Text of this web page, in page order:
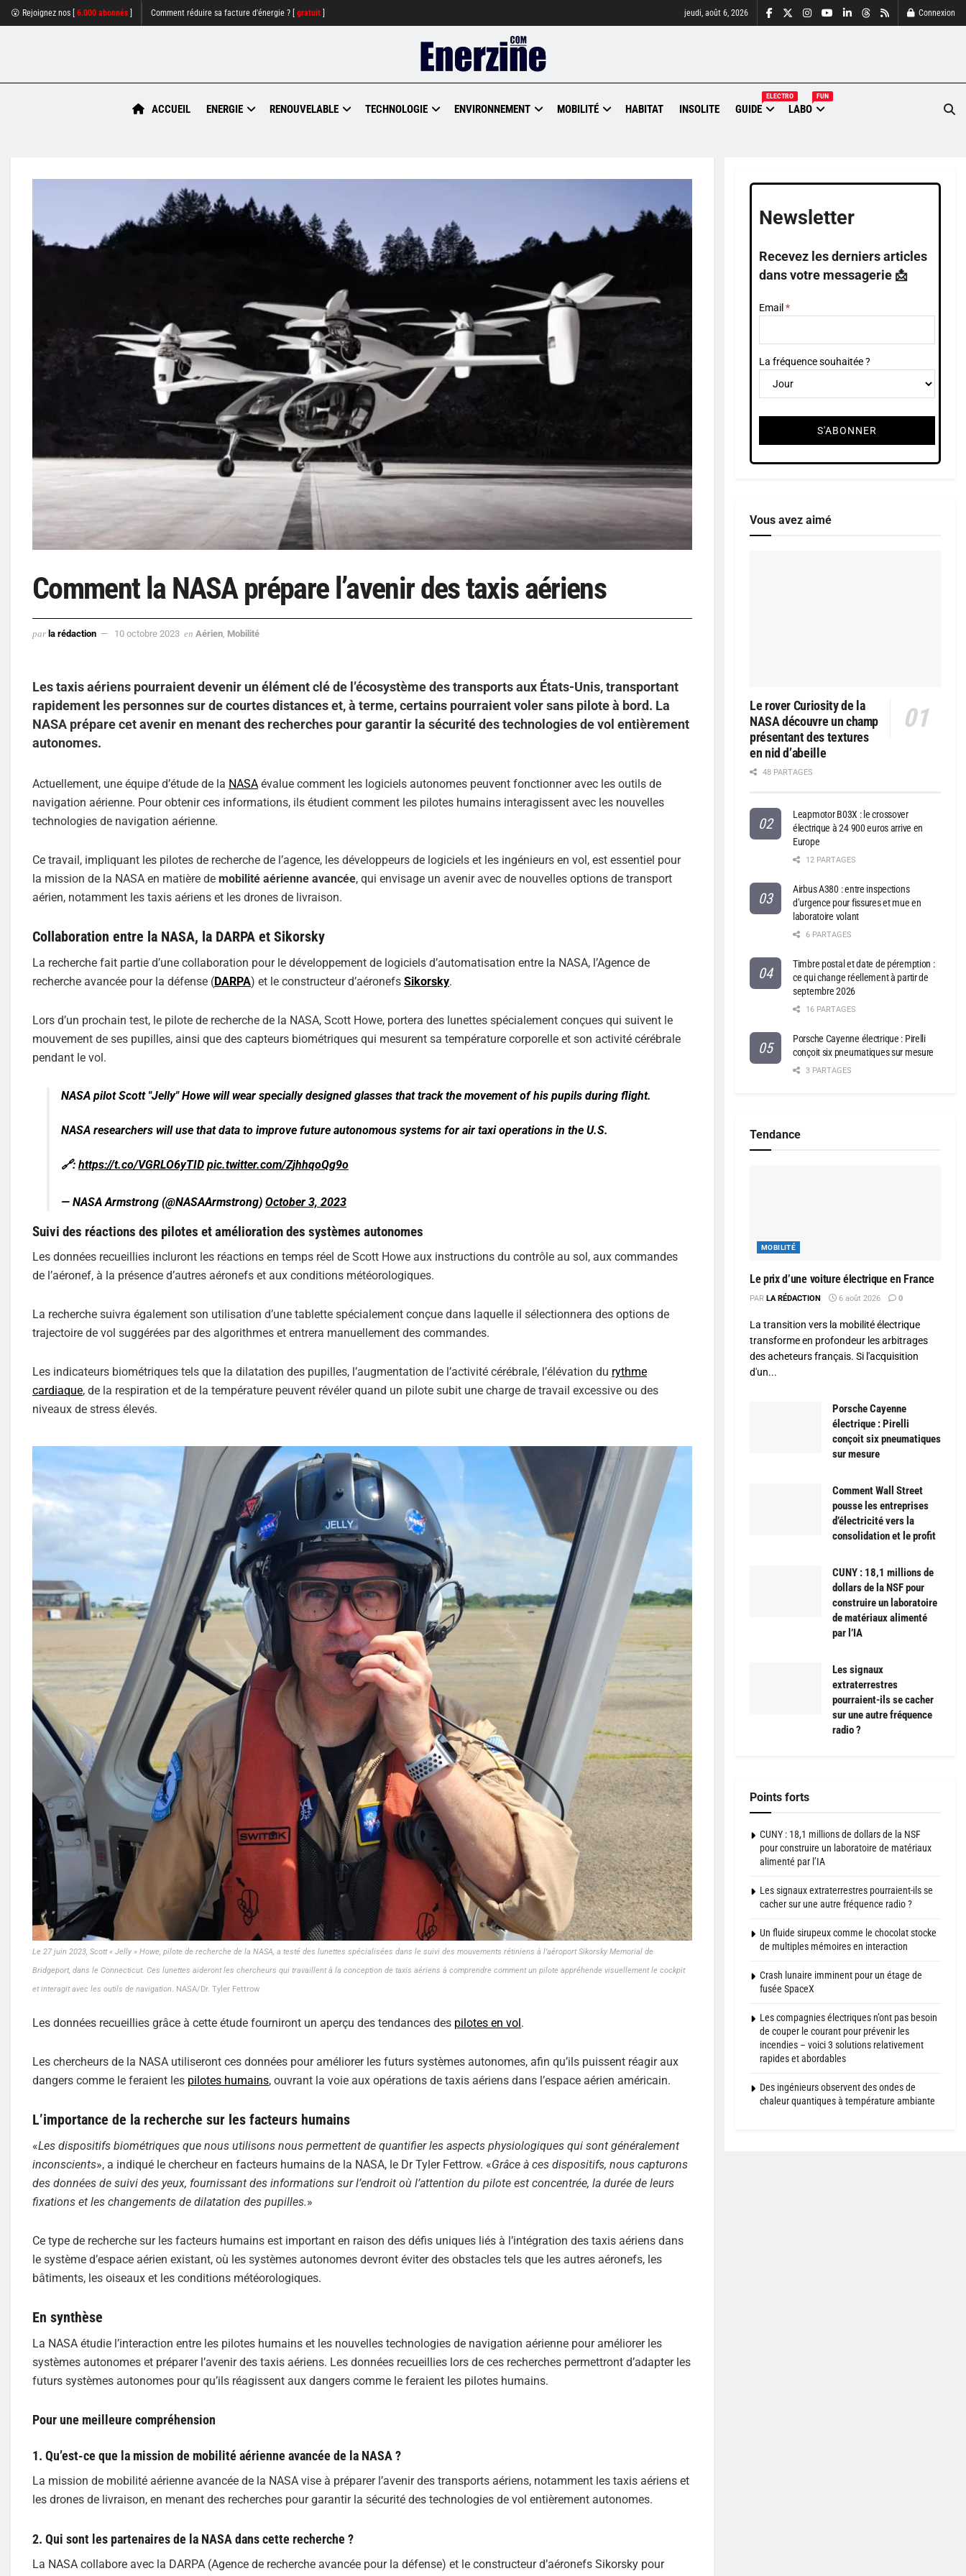
😮 Rejoignez nos [ 6.000 abonnés Comment réduire sa facture d'énergie ? [ gratuit jeudi, août 6, 2026 Connexion
ACCUEIL ENERGIE RENOUVELABLE TECHNOLOGIE ENVIRONNEMENT MOBILITÉ HABITAT INSOLITE GUIDE
ELECTRO
LABO
FUN
Comment la NASA prépare l’avenir des taxis aériens
par la rédaction 10 octobre 2023 en Aérien Mobilité
Les taxis aériens pourraient devenir un élément clé de l’écosystème des transports aux États-Unis, transportant
rapidement les personnes sur de courtes distances et, à terme, certains pourraient voler sans pilote à bord. La
NASA prépare cet avenir en menant des recherches pour garantir la sécurité des technologies de vol entièrement
autonomes.
Actuellement, une équipe d’étude de la NASA évalue comment les logiciels autonomes peuvent fonctionner avec les outils de
navigation aérienne. Pour obtenir ces informations, ils étudient comment les pilotes humains interagissent avec les nouvelles
technologies de navigation aérienne.
Ce travail, impliquant les pilotes de recherche de l’agence, les développeurs de logiciels et les ingénieurs en vol, est essentiel pour
la mission de la NASA en matière de mobilité aérienne avancée, qui envisage un avenir avec de nouvelles options de transport
aérien, notamment les taxis aériens et les drones de livraison.
Collaboration entre la NASA, la DARPA et Sikorsky
La recherche fait partie d’une collaboration pour le développement de logiciels d’automatisation entre la NASA, l’Agence de
recherche avancée pour la défense (DARPA) et le constructeur d’aéronefs Sikorsky.
Lors d’un prochain test, le pilote de recherche de la NASA, Scott Howe, portera des lunettes spécialement conçues qui suivent le
mouvement de ses pupilles, ainsi que des capteurs biométriques qui mesurent sa température corporelle et son activité cérébrale
pendant le vol.
NASA pilot Scott "Jelly" Howe will wear specially designed glasses that track the movement of his pupils during flight.
NASA researchers will use that data to improve future autonomous systems for air taxi operations in the U.S.
🔗: https://t.co/VGRLO6yTID pic.twitter.com/ZjhhqoQg9o
— NASA Armstrong (@NASAArmstrong) October 3, 2023
Suivi des réactions des pilotes et amélioration des systèmes autonomes
Les données recueillies incluront les réactions en temps réel de Scott Howe aux instructions du contrôle au sol, aux commandes
de l’aéronef, à la présence d’autres aéronefs et aux conditions météorologiques.
La recherche suivra également son utilisation d’une tablette spécialement conçue dans laquelle il sélectionnera des options de
trajectoire de vol suggérées par des algorithmes et entrera manuellement des commandes.
Les indicateurs biométriques tels que la dilatation des pupilles, l’augmentation de l’activité cérébrale, l’élévation du rythme
cardiaque, de la respiration et de la température peuvent révéler quand un pilote subit une charge de travail excessive ou des
niveaux de stress élevés.
Le 27 juin 2023, Scott « Jelly » Howe, pilote de recherche de la NASA, a testé des lunettes spécialisées dans le suivi des mouvements rétiniens à l’aéroport Sikorsky Memorial de
Bridgeport, dans le Connecticut. Ces lunettes aideront les chercheurs qui travaillent à la conception de taxis aériens à comprendre comment un pilote appréhende visuellement le cockpit
et interagit avec les outils de navigation. NASA/Dr. Tyler Fettrow
Les données recueillies grâce à cette étude fourniront un aperçu des tendances des pilotes en vol .
Les chercheurs de la NASA utiliseront ces données pour améliorer les futurs systèmes autonomes, afin qu’ils puissent réagir aux
dangers comme le feraient les pilotes humains, ouvrant la voie aux opérations de taxis aériens dans l’espace aérien américain.
L’importance de la recherche sur les facteurs humains
«Les dispositifs biométriques que nous utilisons nous permettent de quantifier les aspects physiologiques qui sont généralement
inconscients», a indiqué le chercheur en facteurs humains de la NASA, le Dr Tyler Fettrow. «Grâce à ces dispositifs, nous capturons
des données de suivi des yeux, fournissant des informations sur l’endroit où l’attention du pilote est concentrée, la durée de leurs
fixations et les changements de dilatation des pupilles.»
Ce type de recherche sur les facteurs humains est important en raison des défis uniques liés à l’intégration des taxis aériens dans
le système d’espace aérien existant, où les systèmes autonomes devront éviter des obstacles tels que les autres aéronefs, les
bâtiments, les oiseaux et les conditions météorologiques.
En synthèse
La NASA étudie l’interaction entre les pilotes humains et les nouvelles technologies de navigation aérienne pour améliorer les
systèmes autonomes et préparer l’avenir des taxis aériens. Les données recueillies lors de ces recherches permettront d’adapter les
futurs systèmes autonomes pour qu’ils réagissent aux dangers comme le feraient les pilotes humains.
Pour une meilleure compréhension
1. Qu’est-ce que la mission de mobilité aérienne avancée de la NASA ?
La mission de mobilité aérienne avancée de la NASA vise à préparer l’avenir des transports aériens, notamment les taxis aériens et
les drones de livraison, en menant des recherches pour garantir la sécurité des technologies de vol entièrement autonomes.
2. Qui sont les partenaires de la NASA dans cette recherche ?
La NASA collabore avec la DARPA (Agence de recherche avancée pour la défense) et le constructeur d’aéronefs Sikorsky pour
Newsletter
Recevez les derniers articles
dans votre messagerie 📩
Email
La fréquence souhaitée ?
Vous avez aimé
Le rover Curiosity de la
NASA découvre un champ
présentant des textures
en nid d’abeille
48 PARTAGES
Leapmotor B03X : le crossover
électrique à 24 900 euros arrive en
Europe
12 PARTAGES
Airbus A380 : entre inspections
d’urgence pour fissures et mue en
laboratoire volant
6 PARTAGES
Timbre postal et date de péremption :
ce qui change réellement à partir de
septembre 2026
16 PARTAGES
Porsche Cayenne électrique : Pirelli
conçoit six pneumatiques sur mesure
3 PARTAGES
Tendance
MOBILITÉ
Le prix d’une voiture électrique en France
PAR LA RÉDACTION 6 août 2026 0
La transition vers la mobilité électrique
transforme en profondeur les arbitrages
des acheteurs français. Si l'acquisition
d'un...
Porsche Cayenne
électrique : Pirelli
conçoit six pneumatiques
sur mesure
Comment Wall Street
pousse les entreprises
d’électricité vers la
consolidation et le profit
CUNY : 18,1 millions de
dollars de la NSF pour
construire un laboratoire
de matériaux alimenté
par l’IA
Les signaux
extraterrestres
pourraient-ils se cacher
sur une autre fréquence
radio ?
Points forts
CUNY : 18,1 millions de dollars de la NSF
pour construire un laboratoire de matériaux
alimenté par l’IA
Les signaux extraterrestres pourraient-ils se
cacher sur une autre fréquence radio ?
Un fluide sirupeux comme le chocolat stocke
de multiples mémoires en interaction
Crash lunaire imminent pour un étage de
fusée SpaceX
Les compagnies électriques n’ont pas besoin
de couper le courant pour prévenir les
incendies – voici 3 solutions relativement
rapides et abordables
Des ingénieurs observent des ondes de
chaleur quantiques à température ambiante